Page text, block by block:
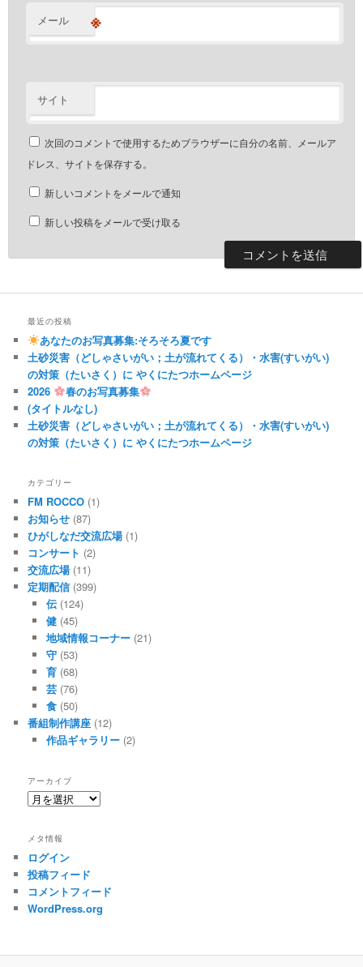
メール ※
サイト
次回のコメントで使用するためブラウザーに自分の名前、メールア
ドレス、サイトを保存する。
新しいコメントをメールで通知
新しい投稿をメールで受け取る
最近の投稿
あなたのお写真募集:そろそろ夏です
土砂災害（どしゃさいがい；土が流れてくる）・水害(すいがい)
の対策（たいさく）に やくにたつホームページ
2026
春のお写真募集
(タイトルなし)
土砂災害（どしゃさいがい；土が流れてくる）・水害(すいがい)
の対策（たいさく）に やくにたつホームページ
カテゴリー
FM ROCCO (1)
お知らせ (87)
ひがしなだ交流広場(1)
コンサート (2)
交流広場(11)
定期配信 (399)
伝(124)
健(45)
地域情報コーナー(21)
守(53)
育(68)
芸(76)
食(50)
番組制作講座 (12)
作品ギャラリー(2)
アーカイブ
ア
イ
ブ
メタ情報
ログイン
投稿フィード
コメントフィード
WordPress.org